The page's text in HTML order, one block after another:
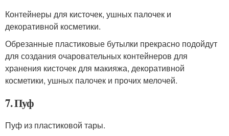
Контейнеры для кисточек, ушных палочек и
декоративной косметики.
Обрезанные пластиковые бутылки прекрасно подойдут
для создания очаровательных контейнеров для
хранения кисточек для макияжа, декоративной
косметики, ушных палочек и прочих мелочей.
7. Пуф
Пуф из пластиковой тары.